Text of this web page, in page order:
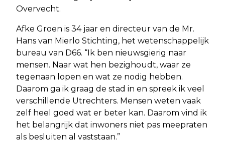
Overvecht.
Afke Groen is 34 jaar en directeur van de Mr.
Hans van Mierlo Stichting, het wetenschappelijk
bureau van D66. “Ik ben nieuwsgierig naar
mensen. Naar wat hen bezighoudt, waar ze
tegenaan lopen en wat ze nodig hebben.
Daarom ga ik graag de stad in en spreek ik veel
verschillende Utrechters. Mensen weten vaak
zelf heel goed wat er beter kan. Daarom vind ik
het belangrijk dat inwoners niet pas meepraten
als besluiten al vaststaan.”